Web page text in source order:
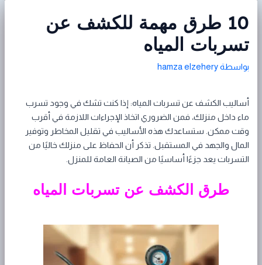
10 طرق مهمة للكشف عن
تسربات المياه
بواسطة hamza elzehery
أساليب الكشف عن تسربات المياه: إذا كنت تشك في وجود تسرب
ماء داخل منزلك، فمن الضروري اتخاذ الإجراءات اللازمة في أقرب
وقت ممكن. ستساعدك هذه الأساليب في تقليل المخاطر وتوفير
المال والجهد في المستقبل. تذكر أن الحفاظ على منزلك خاليًا من
التسربات يعد جزءًا أساسيًا من الصيانة العامة للمنزل.
طرق الكشف عن تسربات المياه